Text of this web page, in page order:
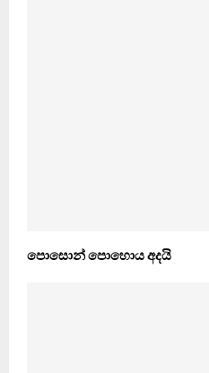
පොසොන් පොහොය අදයි